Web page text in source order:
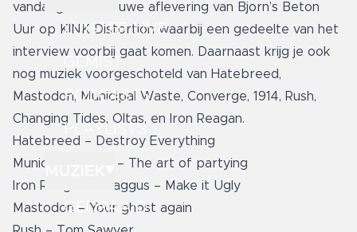
LUISTER LIVE
GEMIST
PODCASTS
PLAYLISTS
GEDRAAID
vandaag in de nieuwe aflevering van Bjorn’s Beton
Uur op KINK Distortion waarbij een gedeelte van het
interview voorbij gaat komen. Daarnaast krijg je ook
nog muziek voorgeschoteld van Hatebreed,
Mastodon, Municipal Waste, Converge, 1914, Rush,
Changing Tides, Oltas, en Iron Reagan.
Hatebreed – Destroy Everything
Municipal Waste – The art of partying
Iron Reagan ft Haggus – Make it Ugly
Mastodon – Your ghost again